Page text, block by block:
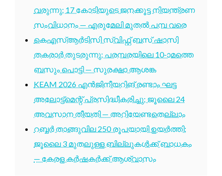
വരുന്നു; 17 കോടിയുടെ ജനക്കൂട്ട നിയന്ത്രണ
സംവിധാനം — എരുമേലി മുതൽ പമ്പ വരെ
കെഎസ്ആർടിസി സ്വിഫ്റ്റ് ബസ് ഷാസി
തകരാർ തുടരുന്നു; പരമ്പരയിലെ 10-ാമത്തെ
ബസും പൊട്ടി — സുരക്ഷാ ആശങ്ക
KEAM 2026 എൻജിനീയറിങ് രണ്ടാം ഘട്ട
അലോട്ട്മെന്റ് പ്രസിദ്ധീകരിച്ചു; ജൂലൈ 24
അവസാന തീയതി — അറിയേണ്ടതെല്ലാം
റബ്ബർ താങ്ങുവില 250 രൂപയായി ഉയർത്തി;
ജൂലൈ 3 മുതലുള്ള ബില്ലുകൾക്ക് ബാധകം
— കേരള കർഷകർക്ക് ആശ്വാസം